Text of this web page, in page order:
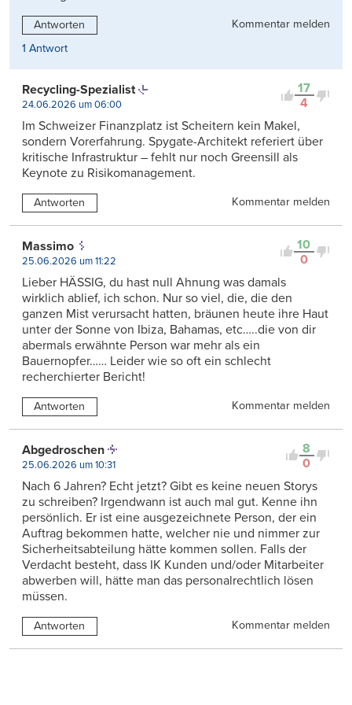
Antworten
Kommentar melden
1 Antwort
17
4
Recycling-Spezialist
24.06.2026 um 06:00
Im Schweizer Finanzplatz ist Scheitern kein Makel,
sondern Vorerfahrung. Spygate-Architekt referiert über
kritische Infrastruktur – fehlt nur noch Greensill als
Keynote zu Risikomanagement.
Antworten Kommentar melden
10
0
Massimo
25.06.2026 um 11:22
Lieber HÄSSIG, du hast null Ahnung was damals
wirklich ablief, ich schon. Nur so viel, die, die den
ganzen Mist verursacht hatten, bräunen heute ihre Haut
unter der Sonne von Ibiza, Bahamas, etc…..die von dir
abermals erwähnte Person war mehr als ein
Bauernopfer…… Leider wie so oft ein schlecht
recherchierter Bericht!
Antworten Kommentar melden
8
0
Abgedroschen
25.06.2026 um 10:31
Nach 6 Jahren? Echt jetzt? Gibt es keine neuen Storys
zu schreiben? Irgendwann ist auch mal gut. Kenne ihn
persönlich. Er ist eine ausgezeichnete Person, der ein
Auftrag bekommen hatte, welcher nie und nimmer zur
Sicherheitsabteilung hätte kommen sollen. Falls der
Verdacht besteht, dass IK Kunden und/oder Mitarbeiter
abwerben will, hätte man das personalrechtlich lösen
müssen.
Antworten Kommentar melden